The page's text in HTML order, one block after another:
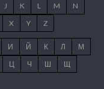
J K L M
N
X Y Z
И Й К Л
М
Ц Ч Ш
Щ